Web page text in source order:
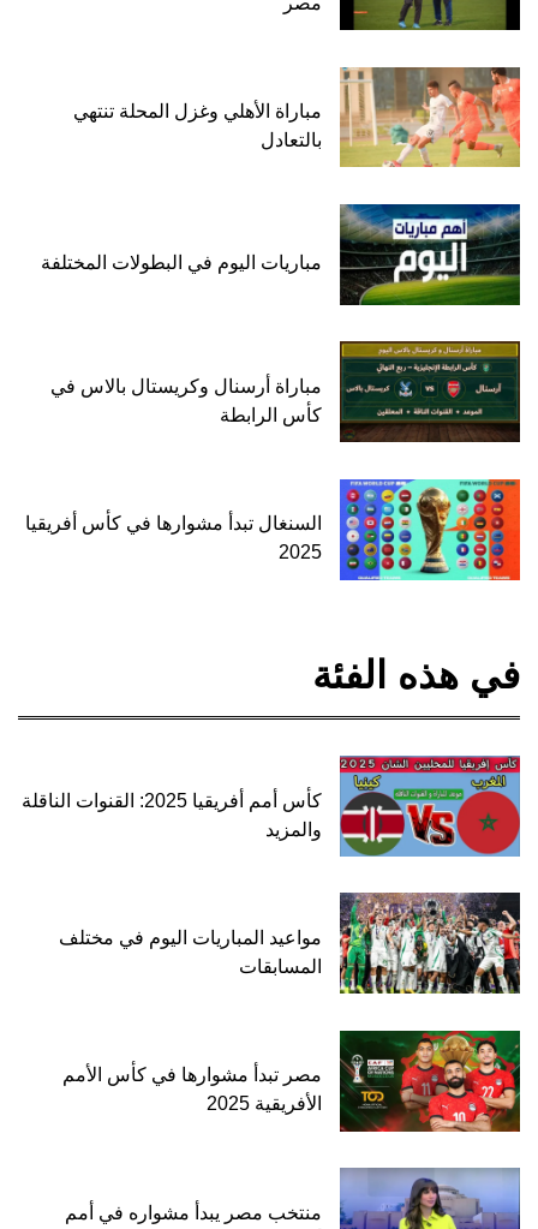
مباراة الأهلي وغزل المحلة تنتهي
بالتعادل
مباريات اليوم في البطولات المختلفة
مباراة أرسنال وكريستال بالاس في
كأس الرابطة
السنغال تبدأ مشوارها في كأس أفريقيا
2025
في هذه الفئة
كأس أمم أفريقيا 2025: القنوات الناقلة
والمزيد
مواعيد المباريات اليوم في مختلف
المسابقات
مصر تبدأ مشوارها في كأس الأمم
الأفريقية 2025
منتخب مصر يبدأ مشواره في أمم